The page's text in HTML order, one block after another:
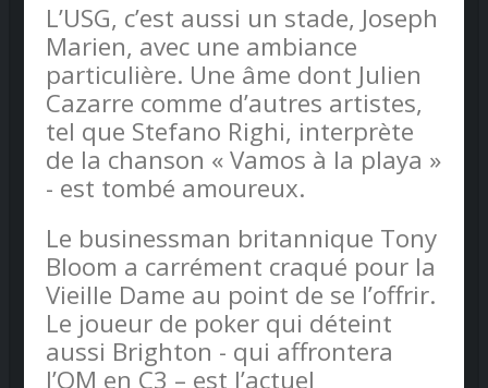
L’USG, c’est aussi un stade, Joseph
Marien, avec une ambiance
particulière. Une âme dont Julien
Cazarre comme d’autres artistes,
tel que Stefano Righi, interprète
de la chanson « Vamos à la playa »
- est tombé amoureux.
Le businessman britannique Tony
Bloom a carrément craqué pour la
Vieille Dame au point de se l’offrir.
Le joueur de poker qui déteint
aussi Brighton - qui affrontera
l’OM en C3 – est l’actuel